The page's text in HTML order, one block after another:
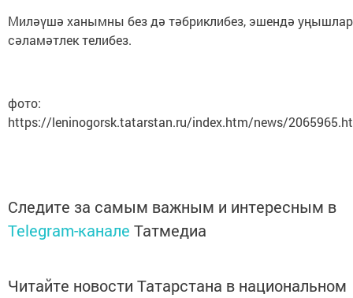
Миләүшә ханымны без дә тәбриклибез, эшендә
сәламәтлек телибез.
фото:
https://leninogorsk.tatarstan.ru/index.htm/news/
Следите за самым важным и интересным в
Telegram-канале Татмедиа
Читайте новости Татарстана в национальном